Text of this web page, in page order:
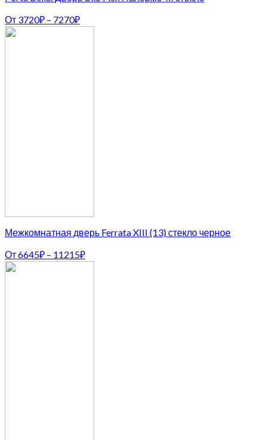
От 3720₽ – 7270₽
Межкомнатная дверь Ferrata XIII (13) стекло черное
От6645₽ – 11215₽